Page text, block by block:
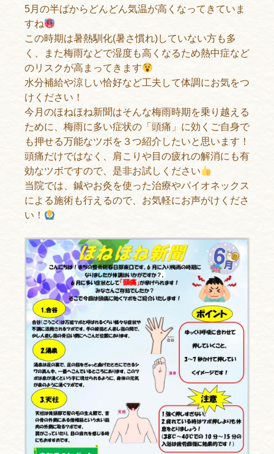
5月の半ばからどんどん気温が高くなってきていま
すね
この時期は暑熱馴化(暑さ慣れ)していない方も多
く、また梅雨などで湿度も高くなるため熱中症など
のリスクが高まってきます
水分補給や涼しい恰好など工夫して体調にお気をつ
けください！
今月のほねほね新聞はそんな梅雨時期を乗り越える
ために、梅雨に多い症状の「頭痛」に効くご自身で
も押せる万能なツボを３つ紹介したいと思います！
頭痛だけではなく、肩こりや目の疲れの解消にも有
効なツボですので、是非お試しください
当院では、鍼やお灸を使った治療やパイオネックス
による施術も行えるので、お気軽にお声がけくださ
い！